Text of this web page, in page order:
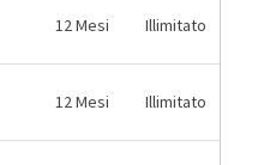
12 Mesi Illimitato
12 Mesi Illimitato